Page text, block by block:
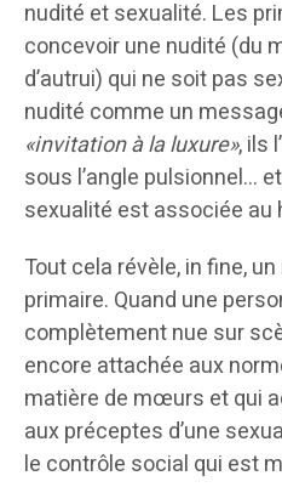
nudité et sexualité. Les
concevoir une nudité (du
d’autrui) qui ne soit pas
nudité comme un
«invitation à la luxure», ils
sous l’angle pulsionnel…
sexualité est associée au
Tout cela révèle, in fine,
primaire. Quand une
complètement nue sur
encore attachée aux
matière de mœurs et qui
aux préceptes d’une
le contrôle social qui est